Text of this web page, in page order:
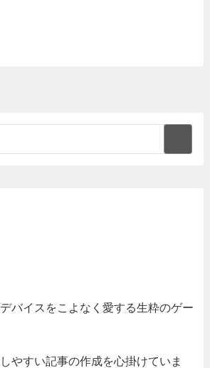
バイスをこよなく愛する生粋のゲー
やすい記事の作成を心掛けていま